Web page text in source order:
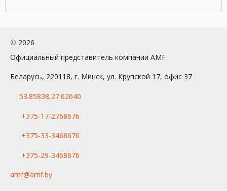
© 2026
Официальный представитель компании AMF
Беларусь, 220118, г. Минск, ул. Крупской 17, офис 37
53.85838,27.62640
+375-17-2768676
+375-33-3468676
+375-29-3468676
amf@amf.by